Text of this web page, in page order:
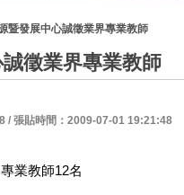
暨發展中心誠徵業界專業教師
徵業界專業教師
/ 張貼時間：2009-07-01 19:21:48
業教師12名